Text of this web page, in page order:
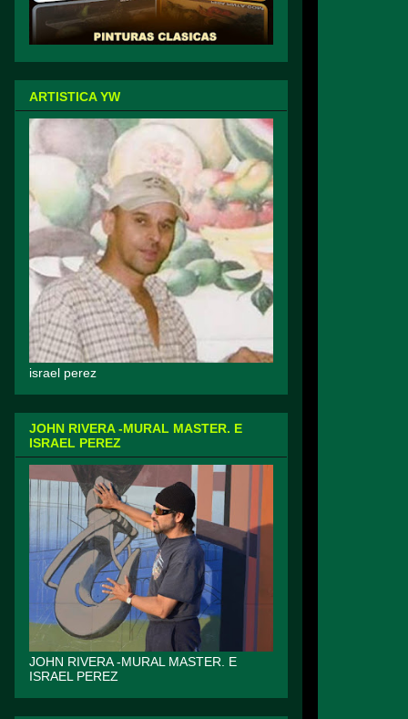
ARTISTICA YW
israel perez
JOHN RIVERA -MURAL MASTER. E
ISRAEL PEREZ
JOHN RIVERA -MURAL MASTER. E
ISRAEL PEREZ